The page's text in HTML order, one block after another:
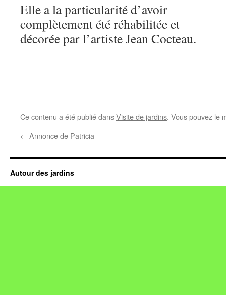
Elle a la particularité d’avoir
complètement été réhabilitée et
décorée par l’artiste Jean Cocteau.
Ce contenu a été publié dansVisite de jardins. Vous pouvez le
← Annonce de Patricia
Autour des jardins